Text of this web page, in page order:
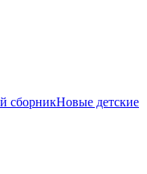
сборникНовые детские